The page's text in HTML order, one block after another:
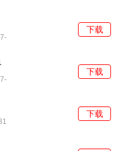
战役、英雄人物巧妙融
化。
由选择培养武将，搭配
的强力角色。
种策略机制交织，使战
深思熟虑。
也需运用谋略制定战
下载
下载
下载